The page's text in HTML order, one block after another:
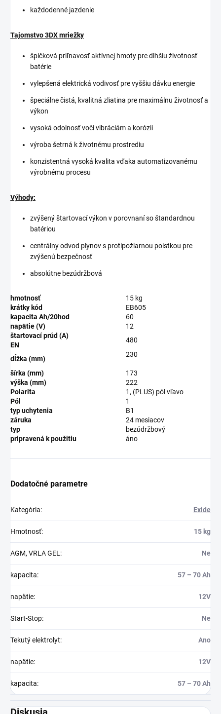
každodenné jazdenie
Tajomstvo 3DX mriežky
špičková priľnavosť aktívnej hmoty pre dlhšiu životnosť
batérie
vylepšená elektrická vodivosť pre vyššiu dávku energie
špeciálne čistá, kvalitná zliatina pre maximálnu životnosť a
výkon
vysoká odolnosť voči vibráciám a korózii
výroba šetrná k životnému prostrediu
konzistentná vysoká kvalita vďaka automatizovanému
výrobnému procesu
Výhody:
zvýšený štartovací výkon v porovnaní so štandardnou
batériou
centrálny odvod plynov s protipožiarnou poistkou pre
zvýšenú bezpečnosť
absolútne bezúdržbová
hmotnosť
15 kg
krátky kód
EB605
kapacita Ah/20hod
60
napätie (V)
12
štartovací prúd (A)
EN
480
dĺžka (mm)
230
šírka (mm)
173
výška (mm)
222
Polarita
1, (PLUS) pól vľavo
Pól
1
typ uchytenia
B1
záruka
24 mesiacov
typ
bezúdržbový
pripravená k použitiu
áno
Dodatočné parametre
Kategória: Exide
Hmotnosť: 15 kg
AGM, VRLA GEL: Ne
kapacita: 57 – 70 Ah
napätie: 12V
Start-Stop: Ne
Tekutý elektrolyt: Ano
napätie: 12V
kapacita: 57 – 70 Ah